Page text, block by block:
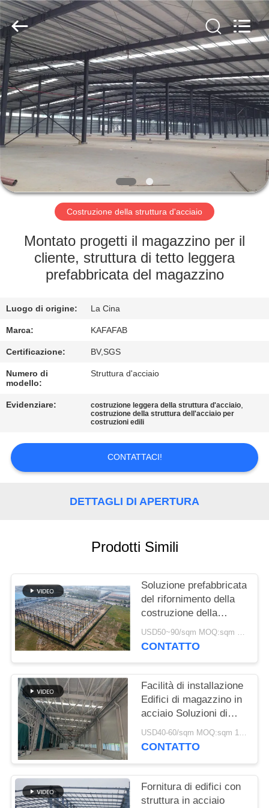
CASA.
PRODOTTI
VIDEO
SPETTACOLO
VR
CHI
SIAMO
ALLA
FABBRICA
CONTROLLO
DELLA
QUALITÀ
CONTATTACI
DEL
SITO
POLITICA
SULLA
RISERVATEZZA
Qingdao
KaFa
Fabrication
Co.,
Ltd..
All
Rights
Reserved.
Costruzione della struttura d'acciaio
Montato progetti il magazzino per il
cliente, struttura di tetto leggera
prefabbricata del magazzino
Luogo di origine: La Cina
Marca: KAFAFAB
Certificazione: BV,SGS
Numero di
modello:
Struttura d'acciaio
Evidenziare: costruzione leggera della struttura d'acciaio,
costruzione della struttura dell'acciaio per
costruzioni edili
CONTATTACI!
DETTAGLI DI APERTURA
Prodotti Simili
Soluzione prefabbricata
del rifornimento della
costruzione della
struttura d'acciaio per
industria
USD50~90/sqm MOQ:sqm 1000
CONTATTO
Facilità di installazione
Edifici di magazzino in
acciaio Soluzioni di
stoccaggio rispettose
dell'ambiente
USD40-60/sqm MOQ:sqm 1000
CONTATTO
Fornitura di edifici con
struttura in acciaio